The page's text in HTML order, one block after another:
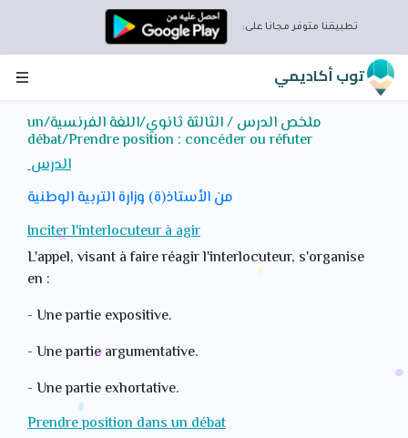
تطبيقنا متوفر مجانا على:
توب أكاديمي
ملخص الدرس / الثالثة ثانوي/اللغة الفرنسية/un
débat/Prendre position : concéder ou réfuter
الدرس
من الأستاذ(ة) وزارة التربية الوطنية
Inciter l'interlocuteur à agir
L'appel, visant à faire réagir l'interlocuteur, s'organise
en :
- Une partie expositive.
- Une partie argumentative.
- Une partie exhortative.
Prendre position dans un débat
قم بتنزيل التطبيق واستمتع
بالميزات التالية:
تمارين تفاعلية
إحصائيات تقدمك
تحديات عبر الإنترنت مع
نصائح متنوعة
رسائل داخلية للتواصل